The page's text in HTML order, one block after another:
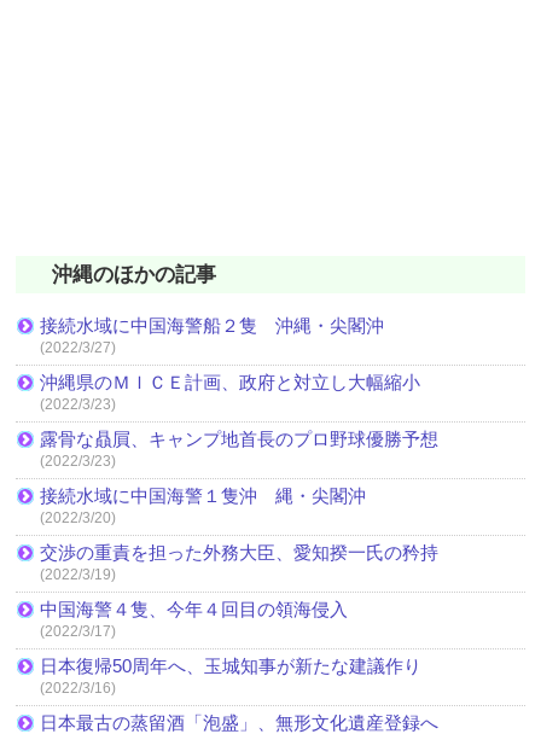
沖縄のほかの記事
接続水域に中国海警船２隻 沖縄・尖閣沖
(2022/3/27)
沖縄県のＭＩＣＥ計画、政府と対立し大幅縮小
(2022/3/23)
露骨な贔屓、キャンプ地首長のプロ野球優勝予想
(2022/3/23)
接続水域に中国海警１隻沖 縄・尖閣沖
(2022/3/20)
交渉の重責を担った外務大臣、愛知揆一氏の矜持
(2022/3/19)
中国海警４隻、今年４回目の領海侵入
(2022/3/17)
日本復帰50周年へ、玉城知事が新たな建議作り
(2022/3/16)
日本最古の蒸留酒「泡盛」、無形文化遺産登録へ